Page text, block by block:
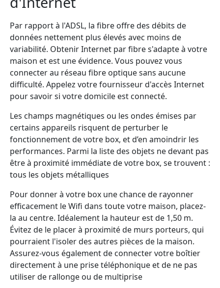
Par rapport à l'ADSL, la fibre offre des débits de
données nettement plus élevés avec moins de
variabilité. Obtenir Internet par fibre s'adapte à votre
maison et est une évidence. Vous pouvez vous
connecter au réseau fibre optique sans aucune
difficulté. Appelez votre fournisseur d'accès Internet
pour savoir si votre domicile est connecté.
Les champs magnétiques ou les ondes émises par
certains appareils risquent de perturber le
fonctionnement de votre box, et d’en amoindrir les
performances. Parmi la liste des objets ne devant pas
être à proximité immédiate de votre box, se trouvent :
tous les objets métalliques
Pour donner à votre box une chance de rayonner
efficacement le Wifi dans toute votre maison, placez-
la au centre. Idéalement la hauteur est de 1,50 m.
Évitez de le placer à proximité de murs porteurs, qui
pourraient l'isoler des autres pièces de la maison.
Assurez-vous également de connecter votre boîtier
directement à une prise téléphonique et de ne pas
utiliser de rallonge ou de multiprise